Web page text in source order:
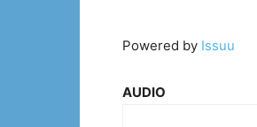
Powered by Issuu
AUDIO